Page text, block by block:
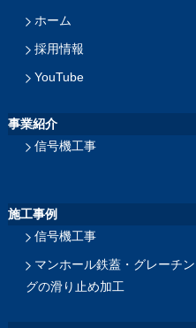
ホーム
採用情報
YouTube
事業紹介
信号機工事
施工事例
信号機工事
マンホール鉄蓋・グレーチン
グの滑り止め加工